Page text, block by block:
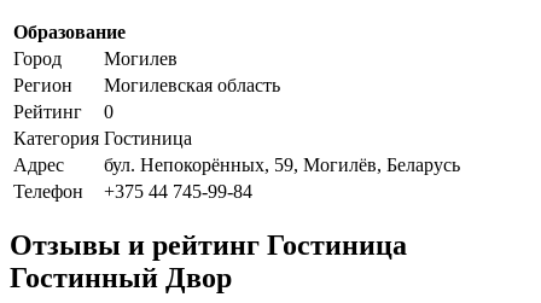
Образование
Город
Могилев
Регион
Могилевская область
Рейтинг
0
Категория Гостиница
Адрес
бул. Непокорённых, 59, Могилёв, Беларусь
Телефон
+375 44 745-99-84
Отзывы и рейтинг Гостиница
Гостинный Двор